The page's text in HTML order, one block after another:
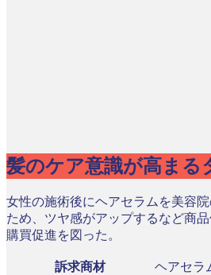
髪のケア意識が高まる
女性の施術後にヘアセラムを美容
ため、ツヤ感がアップするなど商
購買促進を図った。
訴求商材
ヘアセラ